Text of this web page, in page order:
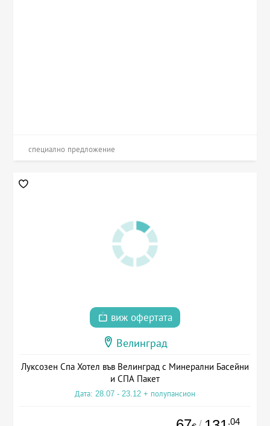
специално предложение
виж офертата
Велинград
Луксозен Спа Хотел във Велинград с Минерални Басейни
и СПА Пакет
Дата: 28.07 - 23.12 + полупансион
.04